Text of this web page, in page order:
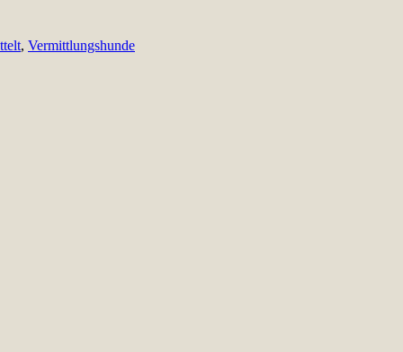
, Vermittlungshunde